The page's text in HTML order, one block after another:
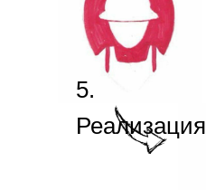
5.
Реализация